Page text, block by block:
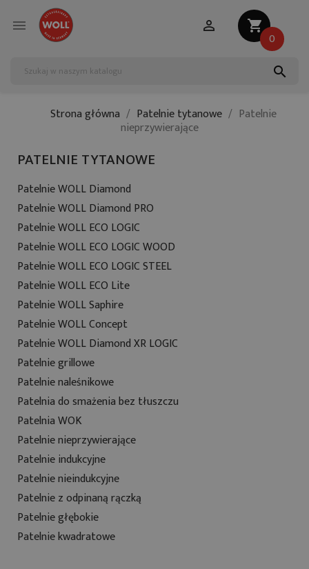
 shopping_cart
0

search
Strona główna Patelnie tytanowe Patelnie
nieprzywierające
PATELNIE TYTANOWE
Patelnie WOLL Diamond
Patelnie WOLL Diamond PRO
Patelnie WOLL ECO LOGIC
Patelnie WOLL ECO LOGIC WOOD
Patelnie WOLL ECO LOGIC STEEL
Patelnie WOLL ECO Lite
Patelnie WOLL Saphire
Patelnie WOLL Concept
Patelnie WOLL Diamond XR LOGIC
Patelnie grillowe
Patelnie naleśnikowe
Patelnia do smażenia bez tłuszczu
Patelnia WOK
Patelnie nieprzywierające
Patelnie indukcyjne
Patelnie nieindukcyjne
Patelnie z odpinaną rączką
Patelnie głębokie
Patelnie kwadratowe